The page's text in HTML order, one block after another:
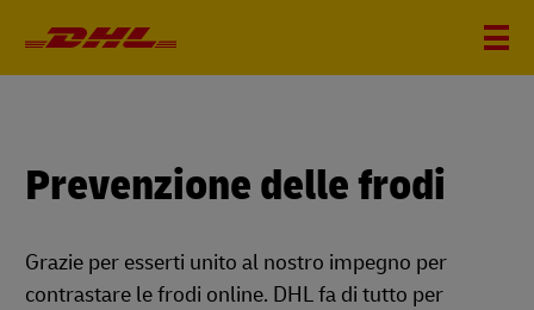
Prevenzione delle frodi
Grazie per esserti unito al nostro impegno per
contrastare le frodi online. DHL fa di tutto per